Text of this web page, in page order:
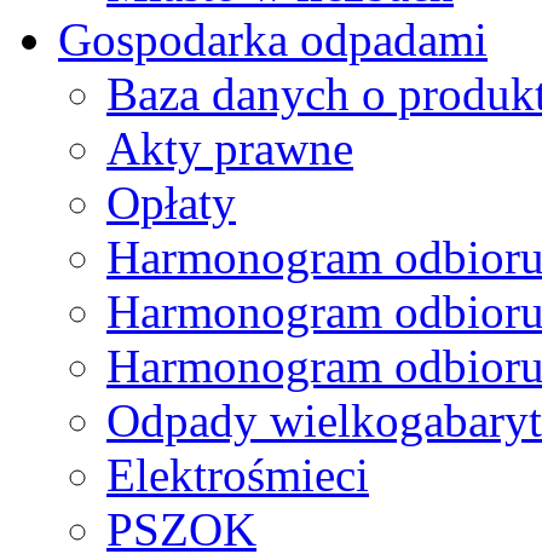
Gospodarka odpadami
Baza danych o
Akty prawne
Opłaty
Harmonogram
Harmonogram
Harmonogram
Odpady
Elektrośmieci
PSZOK